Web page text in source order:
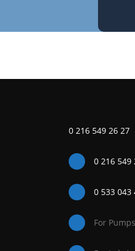
0 216 549 26 27
0 216 549
0 533 043
For